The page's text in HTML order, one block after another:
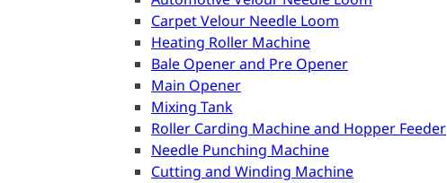
Carpet Velour Needle Loom
Heating Roller Machine
Bale Opener and Pre Opener
Main Opener
Mixing Tank
Roller Carding Machine and Hopper Feeder
Needle Punching Machine
Cutting and Winding Machine